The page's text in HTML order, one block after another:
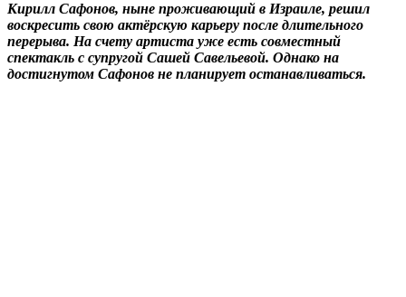
Кирилл Сафонов, ныне проживающий в Израиле, решил
воскресить свою актёрскую карьеру после длительного
перерыва. На счету артиста уже есть совместный
спектакль с супругой Сашей Савельевой. Однако на
достигнутом Сафонов не планирует останавливаться.